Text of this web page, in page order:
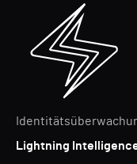
Lightning